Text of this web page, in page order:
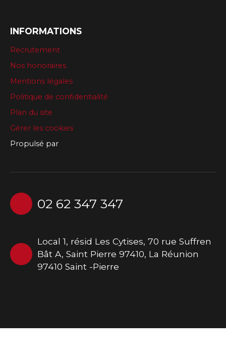
INFORMATIONS
Recrutement
Nos honoraires
Mentions légales
Politique de confidentialité
Plan du site
Gérer les cookies
Propulsé par
02 62 347 347
Local 1, résid Les Cytises, 70 rue Suffren
Bât A, Saint Pierre 97410, La Réunion
97410 Saint -Pierre